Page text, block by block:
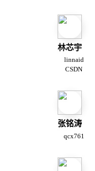
林芯宇
linnaid
CSDN
张铭涛
qcx761